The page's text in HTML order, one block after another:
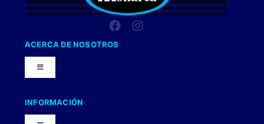
ACERCA DE NOSOTROS
Toggle
Navigation
Nuestra Compañia
INFORMACIÓN